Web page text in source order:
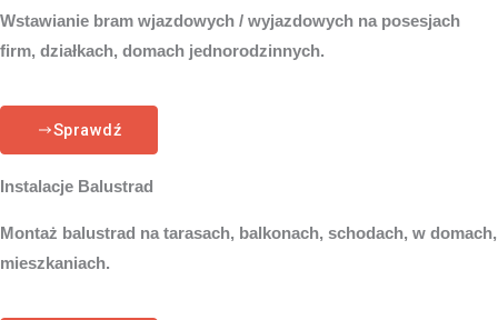
Wstawianie bram wjazdowych / wyjazdowych na posesjach
firm, działkach, domach jednorodzinnych.
Sprawdź
Instalacje Balustrad
Montaż balustrad na tarasach, balkonach, schodach, w domach,
mieszkaniach.